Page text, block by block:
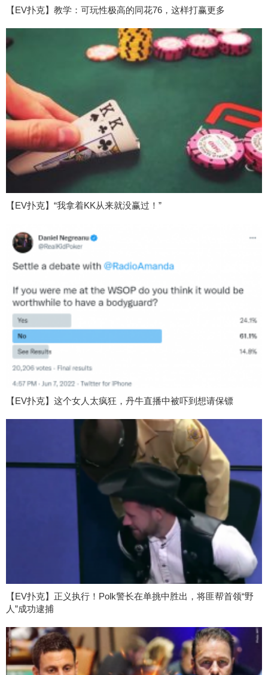
【EV扑克】教学：可玩性极高的同花76，这样打赢更多
【EV扑克】“我拿着KK从来就没赢过！”
【EV扑克】这个女人太疯狂，丹牛直播中被吓到想请保镖
【EV扑克】正义执行！Polk警长在单挑中胜出，将匪帮首领“野
人”成功逮捕